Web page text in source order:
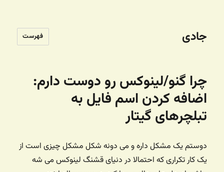
جادی فهرست
چرا گنو/لینوکس رو دوست دارم:
اضافه کردن اسم فایل به
تبلچرهای گیتار
دوستم یک مشکل داره و می دونه شکل مشکل چیزی است از
یک کار تکراری که احتمالا در دنیای قشنگ لینوکس می شه